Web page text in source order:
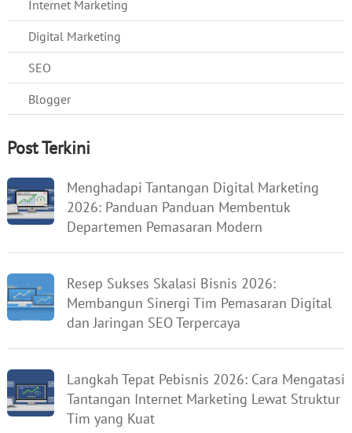
Internet Marketing
Digital Marketing
SEO
Blogger
Post Terkini
Menghadapi Tantangan Digital Marketing
2026: Panduan Panduan Membentuk
Departemen Pemasaran Modern
Resep Sukses Skalasi Bisnis 2026:
Membangun Sinergi Tim Pemasaran Digital
dan Jaringan SEO Terpercaya
Langkah Tepat Pebisnis 2026: Cara Mengatasi
Tantangan Internet Marketing Lewat Struktur
Tim yang Kuat